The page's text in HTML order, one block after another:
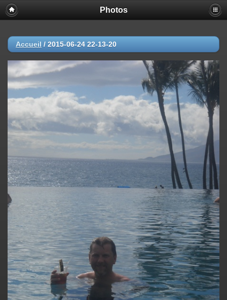
Photos
Accueil / 2015-06-24 22-13-20